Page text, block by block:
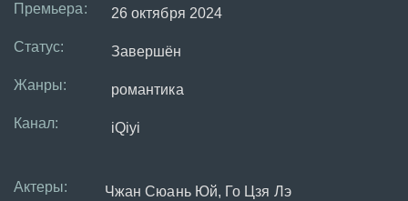
Премьера: 26 октября 2024
Статус: Завершён
Жанры: романтика
Канал: iQiyi
Актеры: Чжан Сюань Юй, Го Цзя Лэ